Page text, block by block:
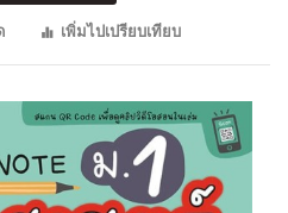
เพิ่มไปเปรียบเทียบ